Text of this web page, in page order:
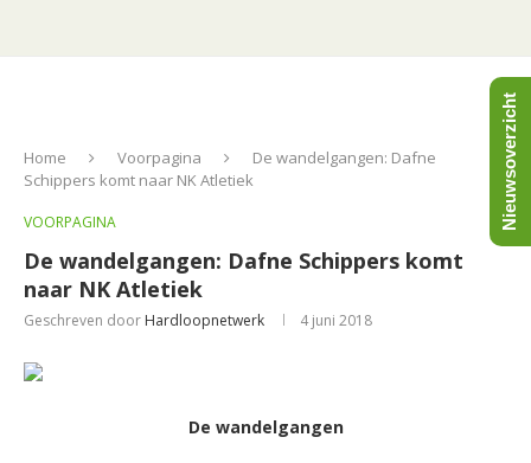
Home Voorpagina
De wandelgangen: Dafne
Schippers komt naar NK Atletiek
VOORPAGINA
De wandelgangen: Dafne Schippers komt
naar NK Atletiek
Geschreven door Hardloopnetwerk 4 juni 2018
De wandelgangen
Nieuwsoverzicht